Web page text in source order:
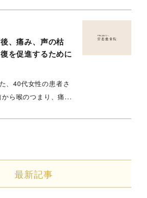
、痛み、声の枯
を促進するために
、40代女性の患者さ
ら喉のつまり、痛...
最新記事